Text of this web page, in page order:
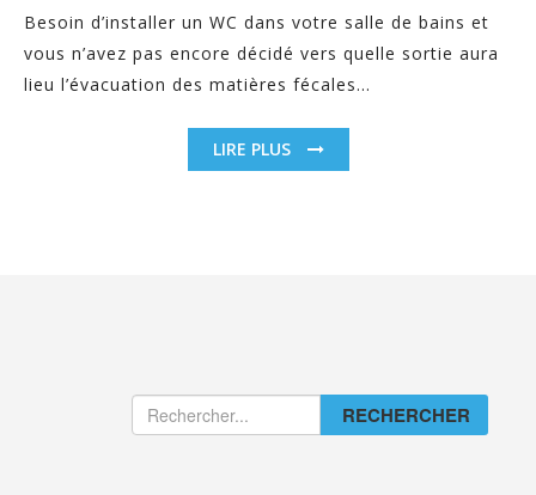
Besoin d’installer un WC dans votre salle de bains et
vous n’avez pas encore décidé vers quelle sortie aura
lieu l’évacuation des matières fécales...
LIRE PLUS
RECHERCHER